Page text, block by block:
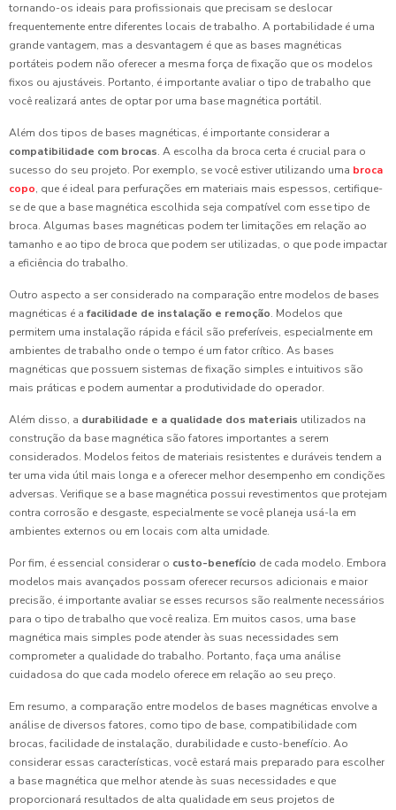
tornando-os ideais para profissionais que precisam se deslocar
frequentemente entre diferentes locais de trabalho. A portabilidade é uma
grande vantagem, mas a desvantagem é que as bases magnéticas
portáteis podem não oferecer a mesma força de fixação que os modelos
fixos ou ajustáveis. Portanto, é importante avaliar o tipo de trabalho que
você realizará antes de optar por uma base magnética portátil.
Além dos tipos de bases magnéticas, é importante considerar a
compatibilidade com brocas. A escolha da broca certa é crucial para o
sucesso do seu projeto. Por exemplo, se você estiver utilizando uma broca
copo, que é ideal para perfurações em materiais mais espessos, certifique-
se de que a base magnética escolhida seja compatível com esse tipo de
broca. Algumas bases magnéticas podem ter limitações em relação ao
tamanho e ao tipo de broca que podem ser utilizadas, o que pode impactar
a eficiência do trabalho.
Outro aspecto a ser considerado na comparação entre modelos de bases
magnéticas é a facilidade de instalação e remoção. Modelos que
permitem uma instalação rápida e fácil são preferíveis, especialmente em
ambientes de trabalho onde o tempo é um fator crítico. As bases
magnéticas que possuem sistemas de fixação simples e intuitivos são
mais práticas e podem aumentar a produtividade do operador.
Além disso, a durabilidade e a qualidade dos materiais utilizados na
construção da base magnética são fatores importantes a serem
considerados. Modelos feitos de materiais resistentes e duráveis tendem a
ter uma vida útil mais longa e a oferecer melhor desempenho em condições
adversas. Verifique se a base magnética possui revestimentos que protejam
contra corrosão e desgaste, especialmente se você planeja usá-la em
ambientes externos ou em locais com alta umidade.
Por fim, é essencial considerar o custo-benefício de cada modelo. Embora
modelos mais avançados possam oferecer recursos adicionais e maior
precisão, é importante avaliar se esses recursos são realmente necessários
para o tipo de trabalho que você realiza. Em muitos casos, uma base
magnética mais simples pode atender às suas necessidades sem
comprometer a qualidade do trabalho. Portanto, faça uma análise
cuidadosa do que cada modelo oferece em relação ao seu preço.
Em resumo, a comparação entre modelos de bases magnéticas envolve a
análise de diversos fatores, como tipo de base, compatibilidade com
brocas, facilidade de instalação, durabilidade e custo-benefício. Ao
considerar essas características, você estará mais preparado para escolher
a base magnética que melhor atende às suas necessidades e que
proporcionará resultados de alta qualidade em seus projetos de